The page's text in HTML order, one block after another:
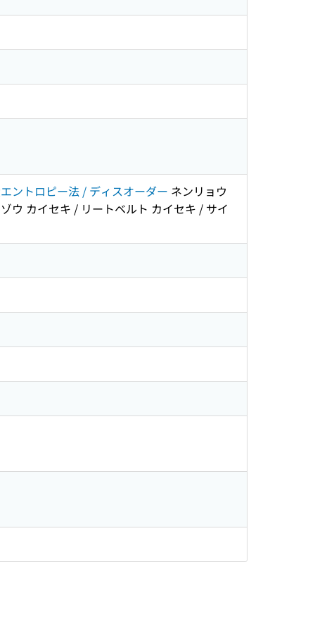
ントロピー法 / ディスオーダー ネンリョウ
ウ カイセキ / リートベルト カイセキ / サイ